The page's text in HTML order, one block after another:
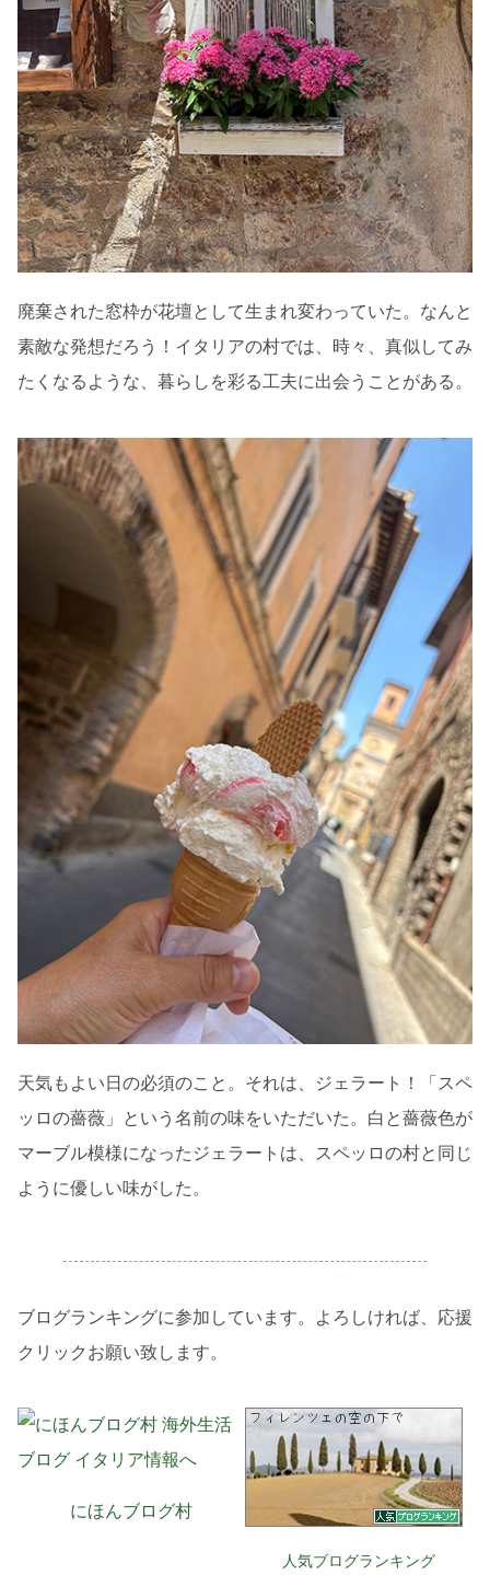
廃棄された窓枠が花壇として生まれ変わっていた。なんと
素敵な発想だろう！イタリアの村では、時々、真似してみ
たくなるような、暮らしを彩る工夫に出会うことがある。
天気もよい日の必須のこと。それは、ジェラート！「スペ
ッロの薔薇」という名前の味をいただいた。白と薔薇色が
マーブル模様になったジェラートは、スペッロの村と同じ
ように優しい味がした。
ブログランキングに参加しています。よろしければ、応援
クリックお願い致します。
にほんブログ村
人気ブログランキング